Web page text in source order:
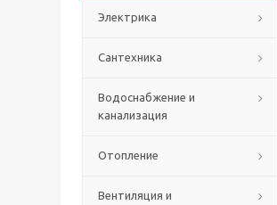
Электрика
Сантехника
Водоснабжение и
канализация
Отопление
Вентиляция и